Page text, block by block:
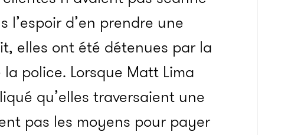
l’espoir d’en prendre une
elles ont été détenues par la
police. Lorsque Matt Lima
qu’elles traversaient une
pas les moyens pour payer